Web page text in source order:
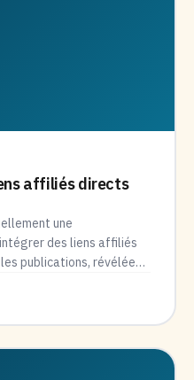
affiliés directs
une
des liens affiliés
publications, révélée